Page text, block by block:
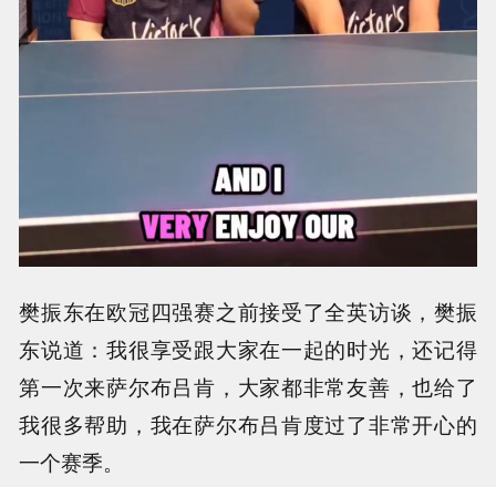
樊振东在欧冠四强赛之前接受了全英访谈，樊振
东说道：我很享受跟大家在一起的时光，还记得
第一次来萨尔布吕肯，大家都非常友善，也给了
我很多帮助，我在萨尔布吕肯度过了非常开心的
一个赛季。